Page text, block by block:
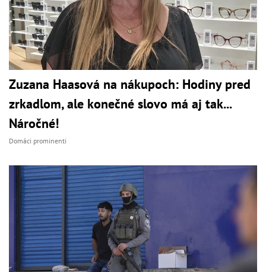
Zuzana Haasová na nákupoch: Hodiny pred
zrkadlom, ale konečné slovo má aj tak...
Náročné!
Domáci prominenti